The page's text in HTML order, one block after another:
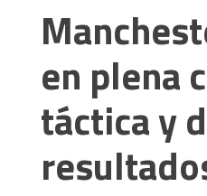
en plena
táctica y